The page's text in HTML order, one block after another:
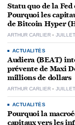
Statu quo de la
Pourquoi les
de Bitcoin Hyper
ARTHUR CARLIER
ACTUALITÉS
Audiera (BEAT)
prévente de Maxi
millions de dollars
ARTHUR CARLIER
ACTUALITÉS
Pourquoi la
capitaux vers les